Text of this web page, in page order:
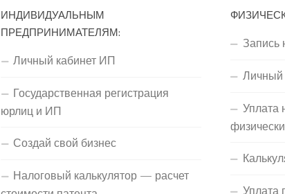
ИНДИВИДУАЛЬНЫМ
ПРЕДПРИНИМАТЕЛЯМ:
Личный кабинет ИП
Государственная регистрация
юрлиц и ИП
Создай свой бизнес
Налоговый калькулятор — расчет
Запись
Личный
Уплата
Уплата